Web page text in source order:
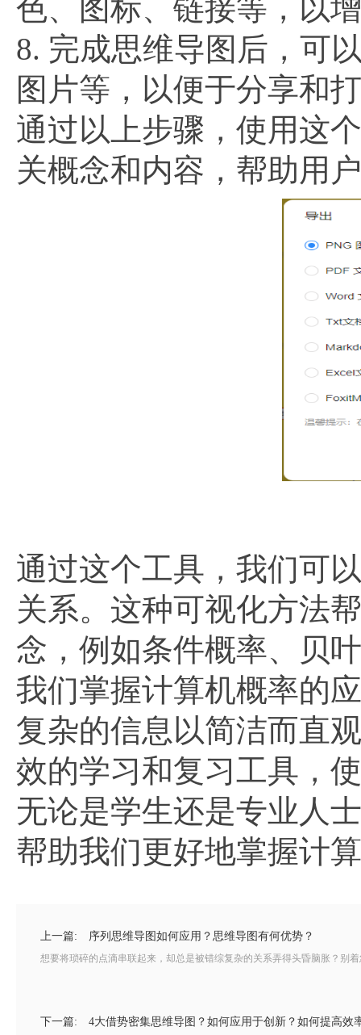
色、图标、链接等，以
8. 完成思维导图后，可
图片等，以便于分享和
通过以上步骤，使用这
关概念和内容，帮助用
通过这个工具，我们可
关系。这种可视化方法
念，例如条件概率、贝
我们掌握计算机概率的
复杂的信息以简洁而直
效的学习和复习工具，
无论是学生还是专业人
帮助我们更好地掌握计
上一篇: 序列思维导图如何应用？思维导图有何优势？
想要将琐碎的点滴串联起来，却总是被错综复杂的关系弄得头昏脑胀？别
下一篇: 4大借势密集思维导图？如何应用于创新？如何提高效